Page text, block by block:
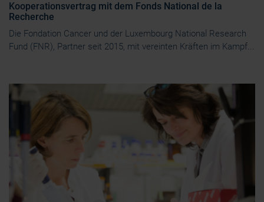
Kooperationsvertrag mit dem Fonds National de la
Recherche
Die Fondation Cancer und der Luxembourg National Research
Fund (FNR), Partner seit 2015, mit vereinten Kräften im Kampf...